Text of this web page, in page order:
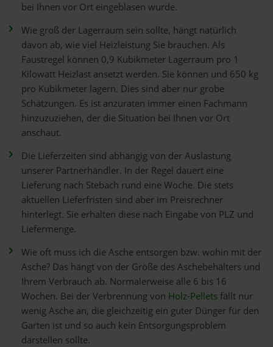
bei Ihnen vor Ort eingeblasen wurde.
Wie groß der Lagerraum sein sollte, hängt natürlich
davon ab, wie viel Heizleistung Sie brauchen. Als
Faustregel können 0,9 Kubikmeter Lagerraum pro 1
Kilowatt Heizlast ansetzt werden. Sie können und 650 kg
pro Kubikmeter lagern. Dies sind aber nur grobe
Schätzungen. Es ist anzuraten immer einen Fachmann
hinzuzuziehen, der die Situation bei Ihnen vor Ort
anschaut.
Die Lieferzeiten sind abhängig von der Auslastung
unserer Partnerhändler. In der Regel dauert eine
Lieferung nach Stebach rund eine Woche. Die stets
aktuellen Lieferfristen sind aber im Preisrechner
hinterlegt. Sie erhalten diese nach Eingabe von PLZ und
Liefermenge.
Wie oft muss ich die Asche entsorgen bzw. wohin mit der
Asche? Das hängt von der Größe des Aschebehälters und
Ihrem Verbrauch ab. Normalerweise alle 6 bis 16
Wochen. Bei der Verbrennung von Holz-Pelletsfällt nur
wenig Asche an, die gleichzeitig ein guter Dünger für den
Garten ist und so auch kein Entsorgungsproblem
darstellen sollte.